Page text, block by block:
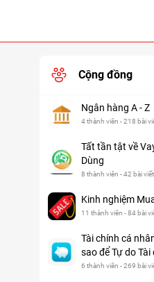
Cộng đồng
Ngân hàng A - Z
4 thành viên - 218 bài
Tất tần tật về
Dùng
8 thành viên - 42 bài viết
Kinh nghiệm
11 thành viên - 84 bài
Tài chính cá
sao để Tự do Tài
6 thành viên - 269 bài